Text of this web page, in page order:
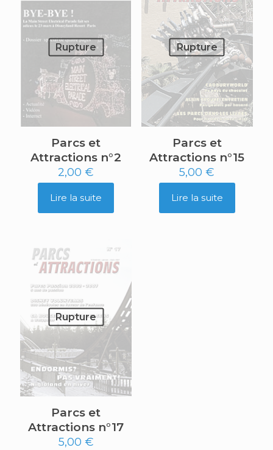
Rupture
Parcs et
Attractions n°2
2,00€
Lire la suite
Rupture
Parcs et
Attractions n°15
5,00€
Lire la suite
Rupture
Parcs et
Attractions n°17
5,00 €